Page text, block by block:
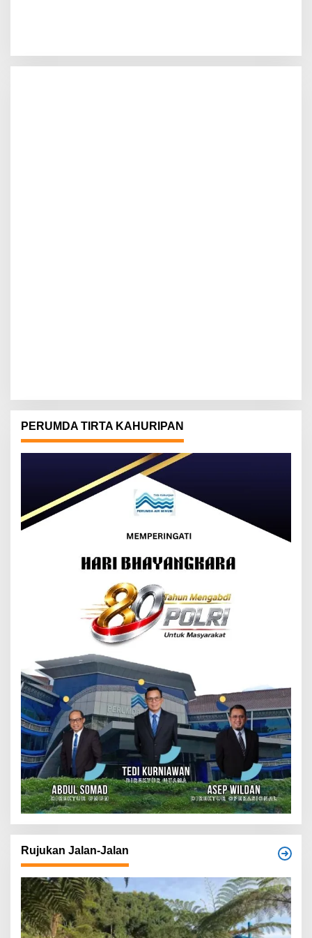
PERUMDA TIRTA KAHURIPAN
Rujukan Jalan-Jalan